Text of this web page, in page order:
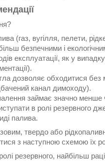
(газ, вугілля, пелети,
безпечними і
експлуатації, як у
дозволяє обходитися
канал димоходу).
займає значно менше
в ролі резервного
палива.
твердо або
з наступною схемою їх
резервного, найбільш